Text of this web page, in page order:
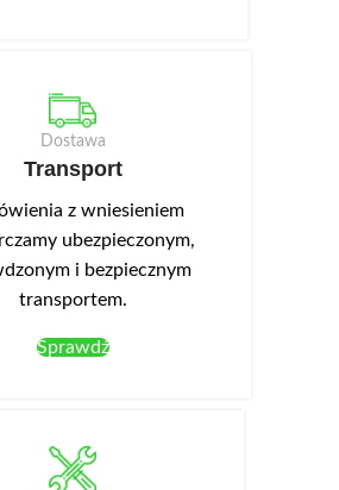
Dostawa
Transport
z wniesieniem
ubezpieczonym,
i bezpiecznym
transportem.
Sprawdź